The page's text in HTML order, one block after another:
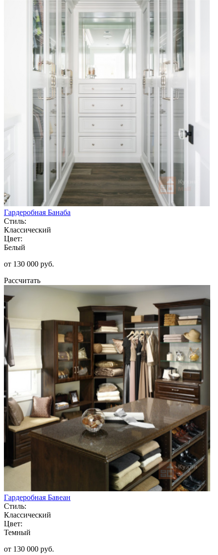
Гардеробная Банаба
Стиль:
Классический
Цвет:
Белый
от 130 000 руб.
Рассчитать
Гардеробная Бавеан
Стиль:
Классический
Цвет:
Темный
от 130 000 руб.